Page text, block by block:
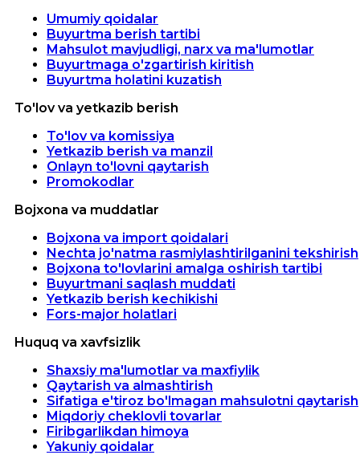
Umumiy qoidalar
Buyurtma berish tartibi
Mahsulot mavjudligi, narx va ma'lumotlar
Buyurtmaga o'zgartirish kiritish
Buyurtma holatini kuzatish
To'lov va yetkazib berish
To'lov va komissiya
Yetkazib berish va manzil
Onlayn to'lovni qaytarish
Promokodlar
Bojxona va muddatlar
Bojxona va import qoidalari
Nechta jo'natma rasmiylashtirilganini tekshirish
Bojxona to'lovlarini amalga oshirish tartibi
Buyurtmani saqlash muddati
Yetkazib berish kechikishi
Fors-major holatlari
Huquq va xavfsizlik
Shaxsiy ma'lumotlar va maxfiylik
Qaytarish va almashtirish
Sifatiga e'tiroz bo'lmagan mahsulotni qaytarish
Miqdoriy cheklovli tovarlar
Firibgarlikdan himoya
Yakuniy qoidalar